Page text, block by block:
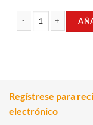
Regístrese para
electrónico